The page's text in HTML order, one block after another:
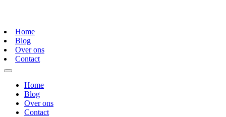
Home
Blog
Over ons
Contact
Home
Blog
Over ons
Contact